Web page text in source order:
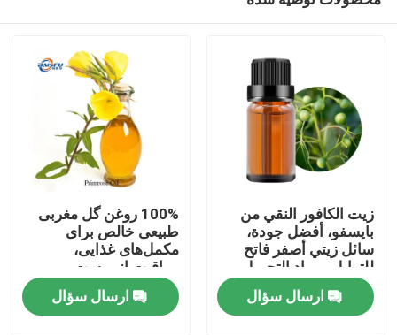
خونه
زيت الكافور النقي من
بايسفو، أفضل جودة،
سائل زيتي أصفر فاتح
للتوابل ومواد التجميل
الخام
ارسال سؤال
100% روغن گل مغربی
طبیعی خالص برای
مکمل‌های غذایی،
مراقبت از پوست و
محصولات مراقبت
شخصی ارسال سؤال